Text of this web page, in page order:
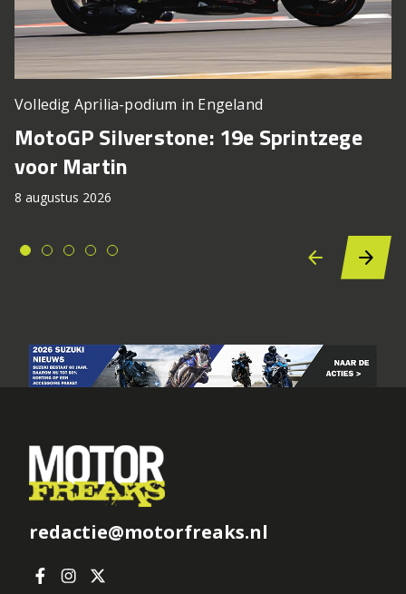
Volledig Aprilia-podium in Engeland
MotoGP Silverstone: 19e Sprintzege
voor Martin
8 augustus 2026
redactie@motorfreaks.nl